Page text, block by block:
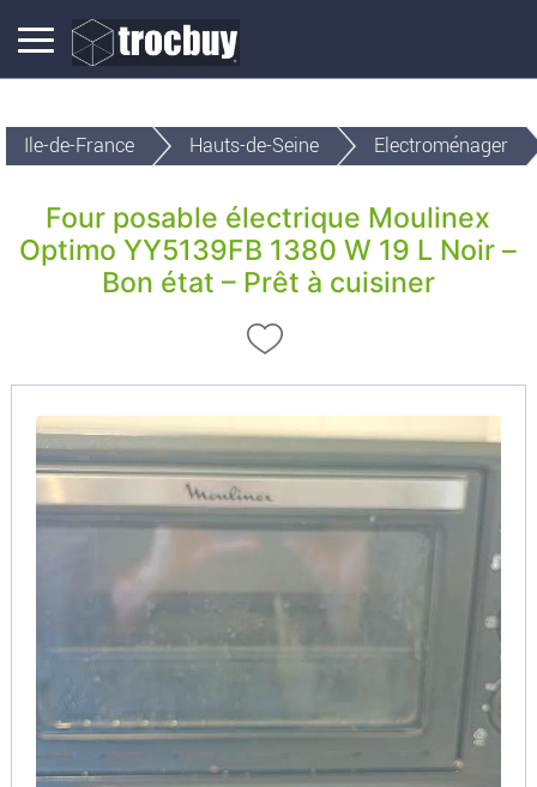
Ile-de-France Hauts-de-Seine Electroménager
Four posable électrique Moulinex
Optimo YY5139FB 1380 W 19 L Noir –
Bon état – Prêt à cuisiner